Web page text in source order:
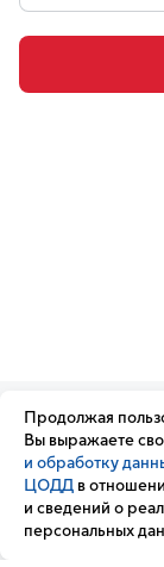
Организации
комплекса
Транспортный
России
Новости
Продолжая
Вы выражаете
и обработку
ЦОДД в
и сведений о
персональных